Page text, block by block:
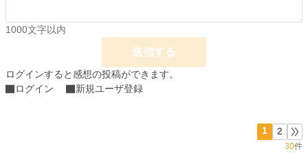
恋愛 475 位 / 66,377 件
24h.ポイント 1,649 pt
1000文字以内
送信する
ログインすると感想の投稿ができます。
ログイン
新規ユーザ登録
1 2
30件